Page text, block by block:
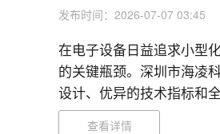
发布时间：2026-07-07 03:45
在电子设备日益追求小型
的关键瓶颈。深圳市海凌
设计、优异的技术指标和
了一套高效可靠的供电解决
查看详情